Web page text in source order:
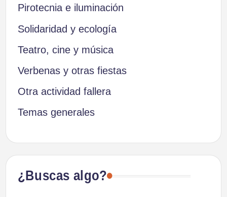
Pirotecnia e iluminación
Solidaridad y ecología
Teatro, cine y música
Verbenas y otras fiestas
Otra actividad fallera
Temas generales
¿Buscas algo?